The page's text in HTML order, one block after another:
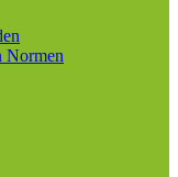
Normen